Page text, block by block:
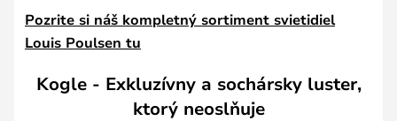
Pozrite si náš kompletný sortiment svietidiel
Louis Poulsen tu
Kogle - Exkluzívny a sochársky luster,
ktorý neoslňuje